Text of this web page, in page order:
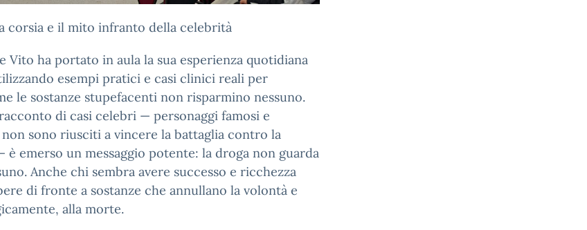
corsia e il mito infranto della celebrità
Vito ha portato in aula la sua esperienza quotidiana
esempi pratici e casi clinici reali per
le sostanze stupefacenti non risparmino nessuno.
di casi celebri — personaggi famosi e
sono riusciti a vincere la battaglia contro la
è emerso un messaggio potente: la droga non guarda
Anche chi sembra avere successo e ricchezza
di fronte a sostanze che annullano la volontà e
alla morte.